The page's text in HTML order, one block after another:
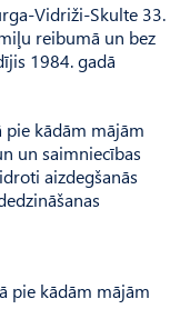
Vidriži-Skulte 33.
reibumā un bez
1984. gadā
pie kādām mājām
un saimniecības
aizdegšanās
pie kādām mājām